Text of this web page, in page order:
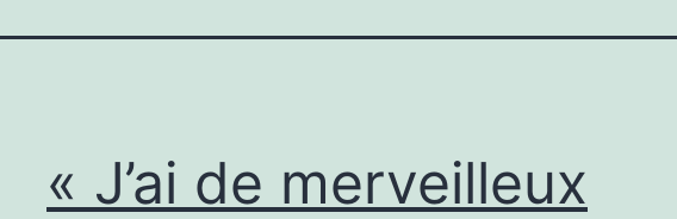
« J’ai de merveilleux